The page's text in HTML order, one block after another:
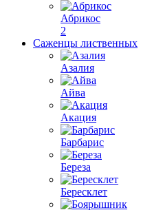
Абрикос
2
Саженцы лиственных
Азалия
Айва
Акация
Барбарис
Береза
Бересклет